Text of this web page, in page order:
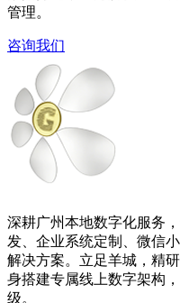
管理。
咨询我们
深耕广州本地数字化服务
发、企业系统定制、微信
解决方案。立足羊城，精
身搭建专属线上数字架构
级。